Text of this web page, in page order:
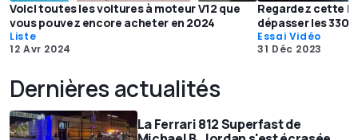
Voici toutes les voitures à moteur V12 que
vous pouvez encore acheter en 2024
Liste
12 Avr 2024
Regardez cette
dépasser les 330
Essai Vidéo
31 Déc 2023
Dernières actualités
La Ferrari 812 Superfast de